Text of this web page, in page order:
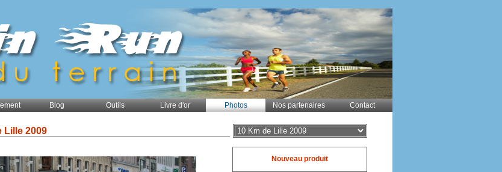
Blog Outils Livre d'or Photos Nos partenaires Contact
Lille 2009
Nouveau produit